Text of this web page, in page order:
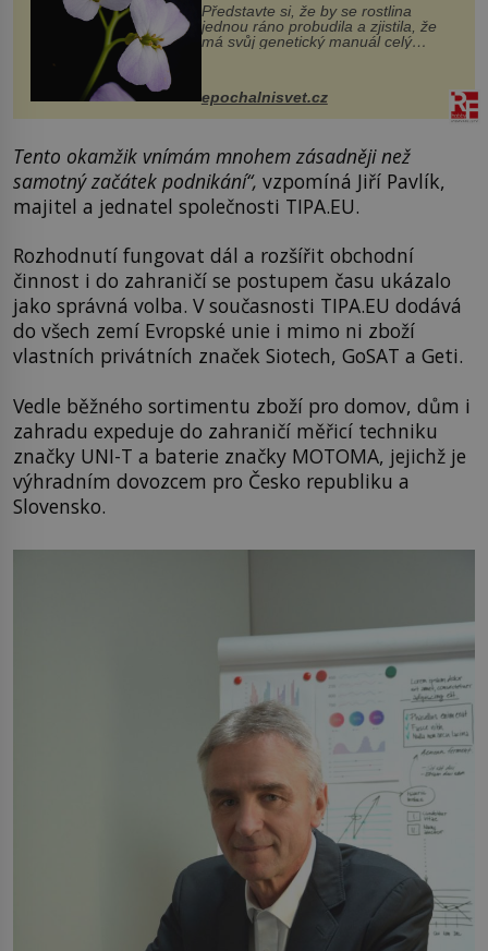
Představte si, že by se rostlina
jednou ráno probudila a zjistila, že
má svůj genetický manuál celý
vstupenka...
epochalnisvet.cz
Tento okamžik vnímám mnohem zásadněji než
samotný začátek podnikání“, vzpomíná Jiří Pavlík,
majitel a jednatel společnosti TIPA.EU.
Rozhodnutí fungovat dál a rozšířit obchodní
činnost i do zahraničí se postupem času ukázalo
jako správná volba. V současnosti TIPA.EU dodává
do všech zemí Evropské unie i mimo ni zboží
vlastních privátních značek Siotech, GoSAT a Geti.
Vedle běžného sortimentu zboží pro domov, dům i
zahradu expeduje do zahraničí měřicí techniku
značky UNI-T a baterie značky MOTOMA, jejichž je
výhradním dovozcem pro Česko republiku a
Slovensko.